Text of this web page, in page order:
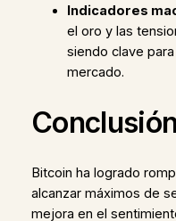
Indicadores
el oro y las
siendo clave
mercado.
Bitcoin ha logrado
alcanzar máximos de
mejora en el